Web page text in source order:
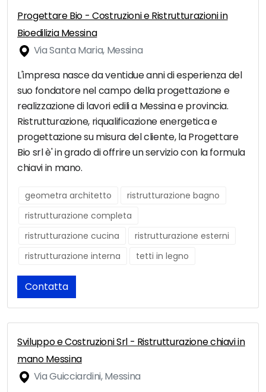
Progettare Bio - Costruzioni e Ristrutturazioni in
Bioedilizia Messina
Via Santa Maria, Messina
L'impresa nasce da ventidue anni di esperienza del
suo fondatore nel campo della progettazione e
realizzazione di lavori edili a Messina e provincia.
Ristrutturazione, riqualificazione energetica e
progettazione su misura del cliente, la Progettare
Bio srl è' in grado di offrire un servizio con la formula
chiavi in mano.
geometra architetto
ristrutturazione bagno
ristrutturazione completa
ristrutturazione cucina
ristrutturazione esterni
ristrutturazione interna
tetti in legno
Contatta
Sviluppo e Costruzioni Srl - Ristrutturazione chiavi in
mano Messina
Via Guicciardini, Messina